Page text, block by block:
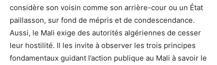
considère son voisin comme son arrière-cour ou un État
paillasson, sur fond de mépris et de condescendance.
Aussi, le Mali exige des autorités algériennes de cesser
leur hostilité. Il les invite à observer les trois principes
fondamentaux guidant l’action publique au Mali à savoir le